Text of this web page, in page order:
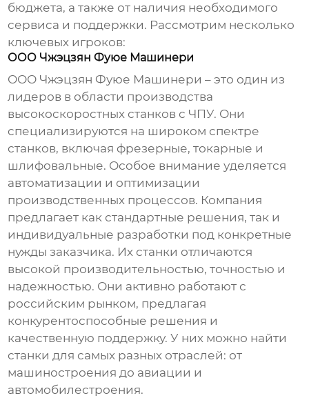
бюджета, а также от наличия необходимого
сервиса и поддержки. Рассмотрим несколько
ключевых игроков:
ООО Чжэцзян Фуюе Машинери
ООО Чжэцзян Фуюе Машинери – это один из
лидеров в области производства
высокоскоростных станков с ЧПУ. Они
специализируются на широком спектре
станков, включая фрезерные, токарные и
шлифовальные. Особое внимание уделяется
автоматизации и оптимизации
производственных процессов. Компания
предлагает как стандартные решения, так и
индивидуальные разработки под конкретные
нужды заказчика. Их станки отличаются
высокой производительностью, точностью и
надежностью. Они активно работают с
российским рынком, предлагая
конкурентоспособные решения и
качественную поддержку. У них можно найти
станки для самых разных отраслей: от
машиностроения до авиации и
автомобилестроения.